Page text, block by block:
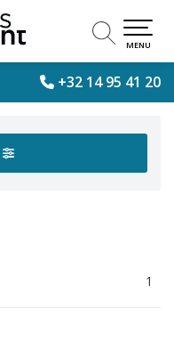
+32 14 95 41 20
MENU
1